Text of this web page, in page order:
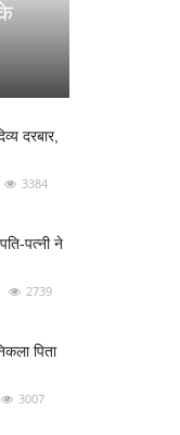
दरबार,
3384
पत्नी ने
2739
पिता
3007